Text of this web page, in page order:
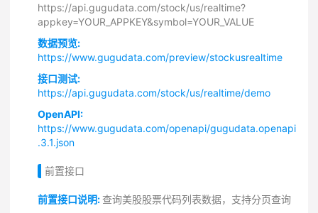
https://api.gugudata.com/stock/us/realtime?
appkey=YOUR_APPKEY&symbol=YOUR_VALUE
数据预览:
https://www.gugudata.com/preview/stockusrealtime
接口测试:
https://api.gugudata.com/stock/us/realtime/demo
OpenAPI:
https://www.gugudata.com/openapi/gugudata.openapi
.3.1.json
前置接口
前置接口说明:查询美股股票代码列表数据，支持分页查询